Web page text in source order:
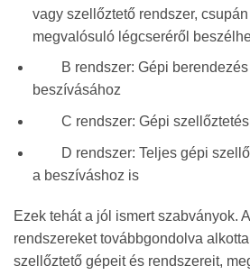
vagy szellőztető rendszer,
megvalósuló légcseréről
B rendszer: Gépi
beszívásához
C rendszer: Gépi
D rendszer: Teljes gépi
a beszíváshoz is
Ezek tehát a jól ismert szabványok.
rendszereket továbbgondolva
szellőztető gépeit és rendszereit,